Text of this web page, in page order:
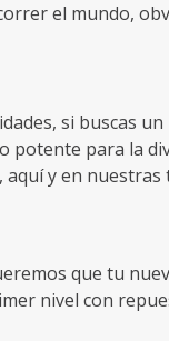
el mundo,
si buscas
potente para la
y en nuestras
que tu
nivel con
la protejas